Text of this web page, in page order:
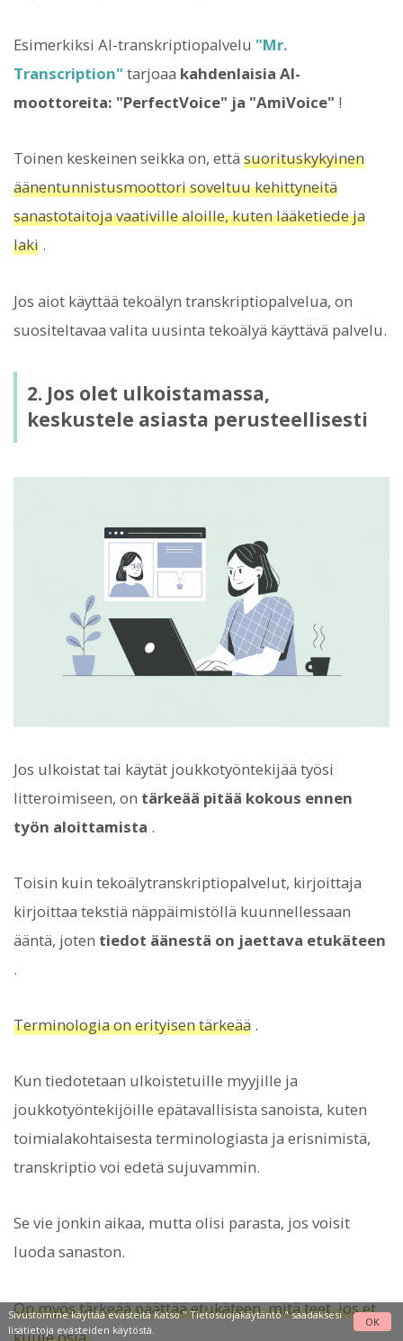
Esimerkiksi AI-transkriptiopalvelu "Mr.
Transcription" tarjoaa kahdenlaisia ​​AI-
moottoreita: "PerfectVoice" ja "AmiVoice" !
Toinen keskeinen seikka on, että suorituskykyinen
äänentunnistusmoottori soveltuu kehittyneitä
sanastotaitoja vaativille aloille, kuten lääketiede ja
laki .
Jos aiot käyttää tekoälyn transkriptiopalvelua, on
suositeltavaa valita uusinta tekoälyä käyttävä palvelu.
2. Jos olet ulkoistamassa,
keskustele asiasta perusteellisesti
Jos ulkoistat tai käytät joukkotyöntekijää työsi
litteroimiseen, on tärkeää pitää kokous ennen
työn aloittamista .
Toisin kuin tekoälytranskriptiopalvelut, kirjoittaja
kirjoittaa tekstiä näppäimistöllä kuunnellessaan
ääntä, joten tiedot äänestä on jaettava etukäteen
.
Terminologia on erityisen tärkeää .
Kun tiedotetaan ulkoistetuille myyjille ja
joukkotyöntekijöille epätavallisista sanoista, kuten
toimialakohtaisesta terminologiasta ja erisnimistä,
transkriptio voi edetä sujuvammin.
Se vie jonkin aikaa, mutta olisi parasta, jos voisit
luoda sanaston.
On myös tärkeää päättää etukäteen, mitä teet, jos et
kuule osia.
Sivustomme käyttää evästeitä Katso " Tietosuojakäytäntö" saadaksesi
lisätietoja evästeiden käytöstä.
OK